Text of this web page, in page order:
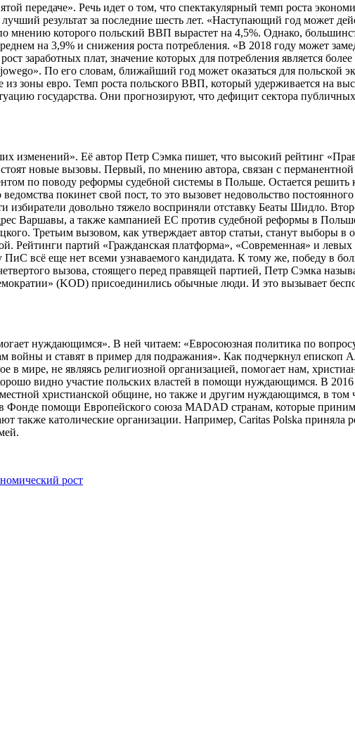
передаче». Речь идет о том, что спектакулярный темп роста
результат за последние шесть лет. «Наступающий год может
мнению которого польский ВВП вырастет на 4,5%. Однако,
на 3,9% и снижения роста потребления. «В 2018 году может
заработных плат, значение которых для потребления является
По его словам, ближайший год может оказаться для
зоны евро. Темп роста польского ВВП, который удерживается на
государства. Они прогнозируют, что дефицит сектора
изменений». Её автор Петр Сэмка пишет, что высокий рейтинг
стоят новые вызовы. Первый, по мнению автора, связан с
по поводу реформы судебной системы в Польше. Остается
покинет свой пост, то это вызовет недовольство постоянного
избиратели довольно тяжело восприняли отставку Беаты Шидло.
Варшавы, а также кампанией ЕС против судебной реформы в
Третьим вызовом, как утверждает автор статьи, станут выборы в
Рейтинги партий «Гражданская платформа», «Современная» и
всё еще нет всеми узнаваемого кандидата. К тому же, победу в
вызова, стоящего перед правящей партией, Петр Сэмка
(KOD) присоединились обычные люди. И это вызывает
нуждающимся». В ней читаем: «Евросоюзная политика по
и ставят в пример для подражания». Как подчеркнул епископ
в мире, не являясь религиозной организацией, помогает нам,
видно участие польских властей в помощи нуждающимся. В 2016
христианской общине, но также и другим нуждающимся, в том
Фонде помощи Европейского союза MADAD странам, которые
также католические организации. Например, Caritas Polska
рост